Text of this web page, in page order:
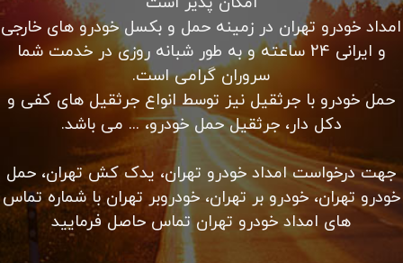
پمپ بنزین و لنت ترمز در محل امداد خودرو شبانه روزی
تهران با کادری مجرب در ۲۴ ساعت شبانه روز بدون تعطیلی
در خدمت شما می باشد. کلیه خدمات حرفه ای امداد رسانی
را از ما بخواهید.
باطری به باطری سیار در محل شما، حمل خودرو با یدک کش،
حمل خودرو با خودرو سوار کفی، پنچرگیری در محل شما،
مکانیک سیار، سوخت رسانی در محل شما، باز کردن درب
خودرو و…